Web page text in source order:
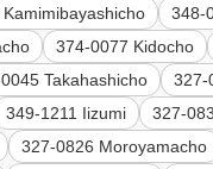
348-
374-0077 Kidocho
Takahashicho 327-
349-1211 Iizumi 327-
327-0826 Moroyamacho